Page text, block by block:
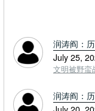
润涛阎：
July 25,
文明被野
润涛阎：